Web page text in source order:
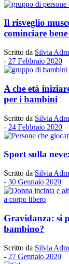
Il risveglio
cominciare
Scritto da Silvia
- 27 Febbraio 2020
A che età
per i bambini
Scritto da Silvia
- 24 Febbraio 2020
Sport sulla
Scritto da Silvia
- 30 Gennaio 2020
Gravidanza: si
bambino?
Scritto da Silvia
- 27 Gennaio 2020